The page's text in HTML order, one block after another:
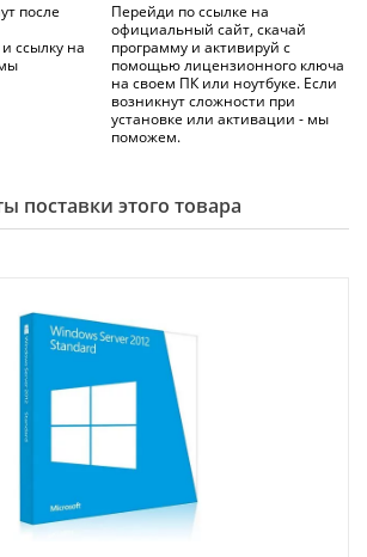
после
ссылку на
Перейди по ссылке на
официальный сайт, скачай
программу и активируй с
помощью лицензионного ключа
на своем ПК или ноутбуке. Если
возникнут сложности при
установке или активации - мы
поможем.
поставки этого товара